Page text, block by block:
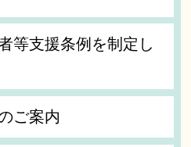
等支援条例を制定し
ご案内